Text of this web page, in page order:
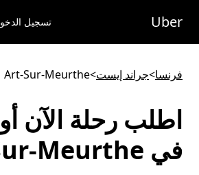
للوصول
المحتوى
Uber تسجيل
فرنسا>جراند إيست>
Art-Sur-Meurthe
اطلب رحلة الآن أو
في Art-Sur-Meurthe